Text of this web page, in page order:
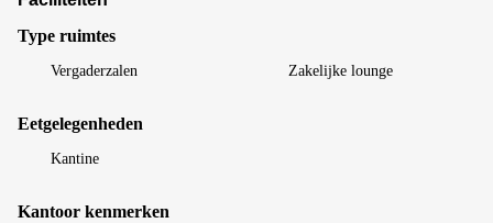
Type ruimtes
Vergaderzalen Zakelijke lounge
Eetgelegenheden
Kantine
Kantoor kenmerken